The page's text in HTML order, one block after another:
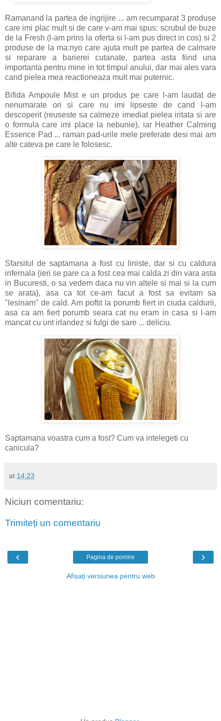
Ramanand la partea de ingrijire ... am recumparat 3 produse
care imi plac mult si de care v-am mai spus: scrubul de buze
de la Fresh (l-am prins la oferta si l-am pus direct in cos) si 2
produse de la ma:nyo care ajuta mult pe partea de calmare
si reparare a barierei cutanate, partea asta fiind una
importanta pentru mine in tot timpul anului, dar mai ales vara
cand pielea mea reactioneaza mult mai puternic.
Bifida Ampoule Mist e un produs pe care l-am laudat de
nenumarate ori si care nu imi lipseste de cand l-am
descoperit (reuseste sa calmeze imediat pielea iritata si are
o formula care imi place la nebunie), iar Heather Calming
Essence Pad ... raman pad-urile mele preferate desi mai am
alte cateva pe care le folosesc.
Sfarsitul de saptamana a fost cu liniste, dar si cu caldura
infernala (ieri se pare ca a fost cea mai calda zi din vara asta
in Bucuresti, o sa vedem daca nu vin altele si mai si la cum
se arata), asa ca tot ce-am facut a fost sa evitam sa
"lesinam" de cald. Am poftit la porumb fiert in ciuda caldurii,
asa ca am fiert porumb seara cat nu eram in casa si l-am
mancat cu unt irlandez si fulgi de sare ... deliciu.
Saptamana voastra cum a fost? Cum va intelegeti cu
canicula?
at 14:23
Niciun comentariu:
Trimiteți un comentariu
‹ ›
Pagina de pornire
Afișați versiunea pentru web